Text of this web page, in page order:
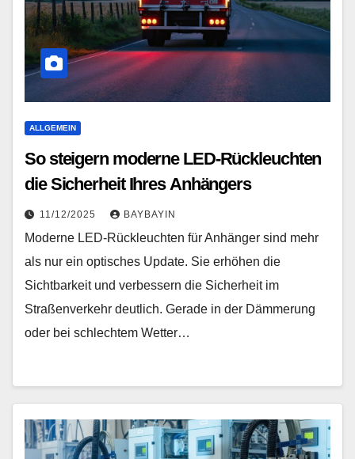
ALLGEMEIN
So steigern moderne LED-Rückleuchten
die Sicherheit Ihres Anhängers
11/12/2025 BAYBAYIN
Moderne LED-Rückleuchten für Anhänger sind mehr
als nur ein optisches Update. Sie erhöhen die
Sichtbarkeit und verbessern die Sicherheit im
Straßenverkehr deutlich. Gerade in der Dämmerung
oder bei schlechtem Wetter…